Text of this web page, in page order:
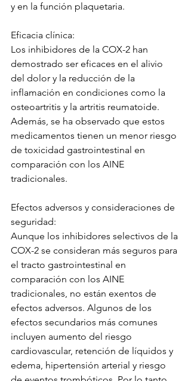
y en la función plaquetaria.
Eficacia clínica:
Los inhibidores de la COX-2 han
demostrado ser eficaces en el alivio
del dolor y la reducción de la
inflamación en condiciones como la
osteoartritis y la artritis reumatoide.
Además, se ha observado que estos
medicamentos tienen un menor riesgo
de toxicidad gastrointestinal en
comparación con los AINE
tradicionales.
Efectos adversos y consideraciones de
seguridad:
Aunque los inhibidores selectivos de la
COX-2 se consideran más seguros para
el tracto gastrointestinal en
comparación con los AINE
tradicionales, no están exentos de
efectos adversos. Algunos de los
efectos secundarios más comunes
incluyen aumento del riesgo
cardiovascular, retención de líquidos y
edema, hipertensión arterial y riesgo